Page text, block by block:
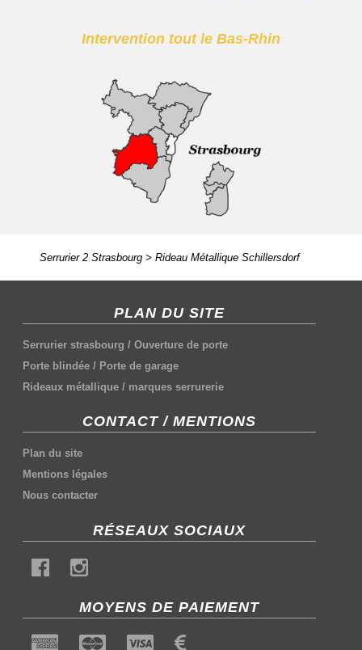
Intervention tout le Bas-Rhin
Serrurier 2 Strasbourg> Rideau Métallique Schillersdorf
PLAN DU SITE
Serrurier strasbourg /Ouverture de porte
Porte blindée / Porte de garage
Rideaux métallique / marques serrurerie
CONTACT / MENTIONS
Plan du site
Mentions légales
Nous contacter
RÉSEAUX SOCIAUX
MOYENS DE PAIEMENT